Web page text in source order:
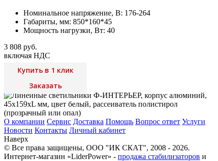
Номинальное напряжение, В: 176-264
Габариты, мм: 850*160*45
Мощность нагрузки, Вт: 40
3 808 руб.
включая НДС
Купить в 1 клик
Заказать
О компании Сервис Доставка Помощь Вопрос ответ Услуги
Новости Контакты Личный кабинет
Наверх
© Все права защищены, ООО "ИК СКАТ", 2008 - 2026.
Интернет-магазин «LiderPower» - продажа стабилизаторов и